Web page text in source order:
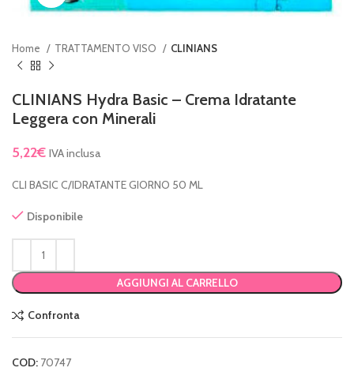
Home TRATTAMENTO VISO CLINIANS
CLINIANS Hydra Basic – Crema Idratante
Leggera con Minerali
5,22€ IVA inclusa
CLI BASIC C/IDRATANTE GIORNO 50 ML
Disponibile
AGGIUNGI AL CARRELLO
Confronta
COD: 70747